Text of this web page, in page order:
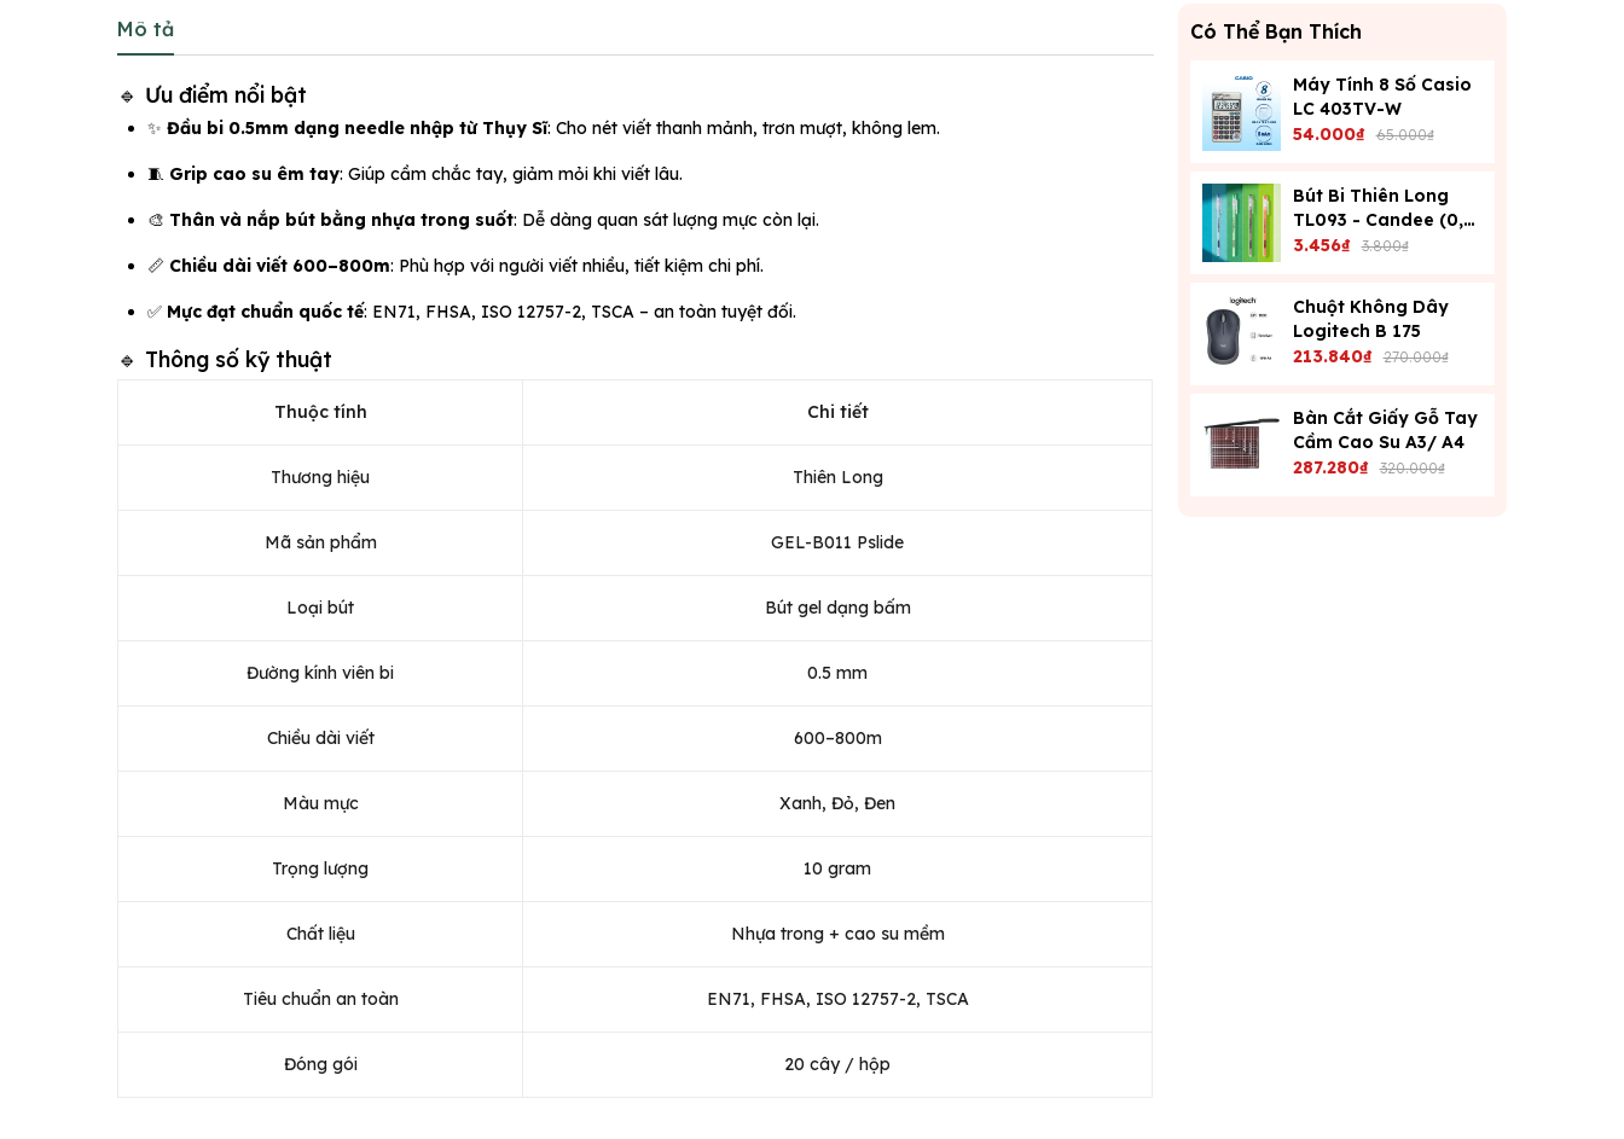
Có Thể Bạn Thích
Máy Tính 8 Số Casio
LC 403TV-W
54.000₫ 65.000₫
Bút Bi Thiên Long
TL093 - Candee (0,6
Mm) - Xanh
3.456₫ 3.800₫
Chuột Không Dây
Logitech B 175
213.840₫ 270.000₫
Bàn Cắt Giấy Gỗ Tay
Cầm Cao Su A3/ A4
287.280₫ 320.000₫
Mô tả
🔹 Ưu điểm nổi bật
✨ Đầu bi 0.5mm dạng needle nhập từ Thụy Sĩ: Cho nét viết thanh mảnh, trơn mượt, không lem.
🧵 Grip cao su êm tay: Giúp cầm chắc tay, giảm mỏi khi viết lâu.
🎨 Thân và nắp bút bằng nhựa trong suốt: Dễ dàng quan sát lượng mực còn lại.
📏 Chiều dài viết 600–800m: Phù hợp với người viết nhiều, tiết kiệm chi phí.
✅ Mực đạt chuẩn quốc tế: EN71, FHSA, ISO 12757-2, TSCA – an toàn tuyệt đối.
🔹 Thông số kỹ thuật
Thuộc tính Chi tiết
Thương hiệu Thiên Long
Mã sản phẩm GEL-B011 Pslide
Loại bút Bút gel dạng bấm
Đường kính viên bi 0.5 mm
Chiều dài viết 600–800m
Màu mực Xanh, Đỏ, Đen
Trọng lượng 10 gram
Chất liệu Nhựa trong + cao su mềm
Tiêu chuẩn an toàn EN71, FHSA, ISO 12757-2, TSCA
Đóng gói 20 cây / hộp